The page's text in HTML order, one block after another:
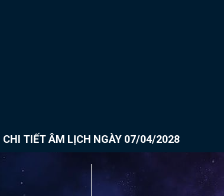
CHI TIẾT ÂM LỊCH NGÀY 07/04/2028